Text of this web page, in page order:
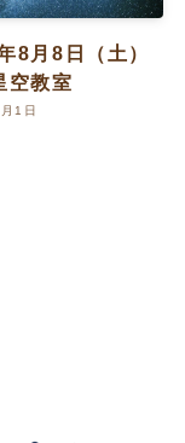
8月8日（土）
空教室
1日